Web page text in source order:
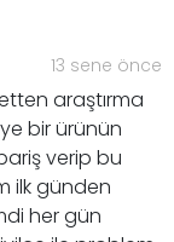
13 sene önce
araştırma
bir ürünün
verip bu
ilk günden
her gün